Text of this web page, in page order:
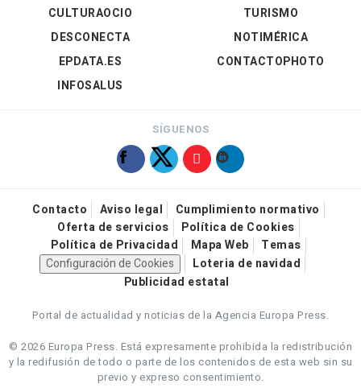
CULTURAOCIO
DESCONECTA
EPDATA.ES
INFOSALUS
TURISMO
NOTIMÉRICA
CONTACTOPHOTO
SÍGUENOS
Contacto Aviso legal
Cumplimiento normativo
Oferta de servicios
Política de Cookies
Política de Privacidad
Mapa Web
Temas
Configuración de Cookies
Loteria de navidad
Publicidad estatal
Portal de actualidad y noticias de la Agencia Europa Press.
© 2026 Europa Press. Está expresamente prohibida la redistribución
y la redifusión de todo o parte de los contenidos de esta web sin su
previo y expreso consentimiento.